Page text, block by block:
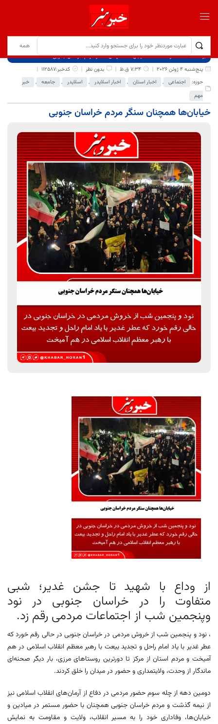
برگ نخست نوشته‌ها
خیابان‌ها همچنان سنگر مردم خراسان جنوبی
پنج‌شنبه 4 ژوئن 2026
7:34 ق.ظ بدون نظر
کدخبر:112587
حوزه:
اجتماعی , اخبار استان , اخبار اسلایدر , اسلایدر , جامعه ,
خبر
مهم
خیابان‌ها همچنان سنگر مردم خراسان جنوبی
از وداع با شهید تا جشن غدیر؛ شبی
متفاوت را در خراسان جنوبی در نود
وپنجمین شب از اجتماعات مردمی رقم زد.
، نود و پنجمین شب از خروش مردمی در خراسان جنوبی در حالی رقم خورد که
عطر غدیر با یاد امام راحل و تجدید بیعت با رهبر معظم انقلاب اسلامی در هم
آمیخت و مردم استان از مرکز تا دورترین روستاهای مرزی، بار دیگر صحنه‌ای
ماندگار از وحدت، ولایتمداری و حضور در میدان را خلق کردند.
دومین دهه از چله سوم حضور مردمی در دفاع از آرمان‌های انقلاب اسلامی نیز
از نیمه گذشت و مردم خراسان جنوبی همچنان با حضور مستمر در میادین و
خیابان‌ها، وفاداری خود را به مسیر انقلاب، ولایت و مقاومت به نمایش